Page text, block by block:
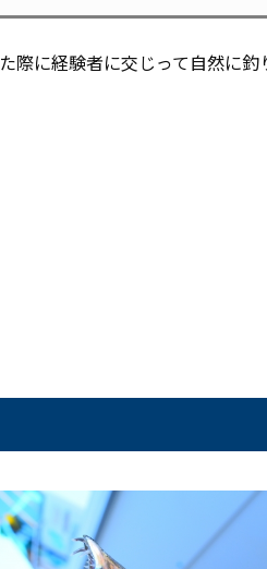
際に経験者に交じって自然に釣